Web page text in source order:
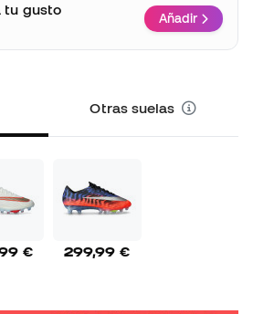
tu gusto
Añadir
Otras suelas
€ 299,99 €